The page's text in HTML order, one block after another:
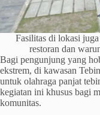
Fasilitas di lokasi
restoran dan
Bagi pengunjung yang
ekstrem, di kawasan
untuk olahraga panjat
kegiatan ini khusus bagi
komunitas.